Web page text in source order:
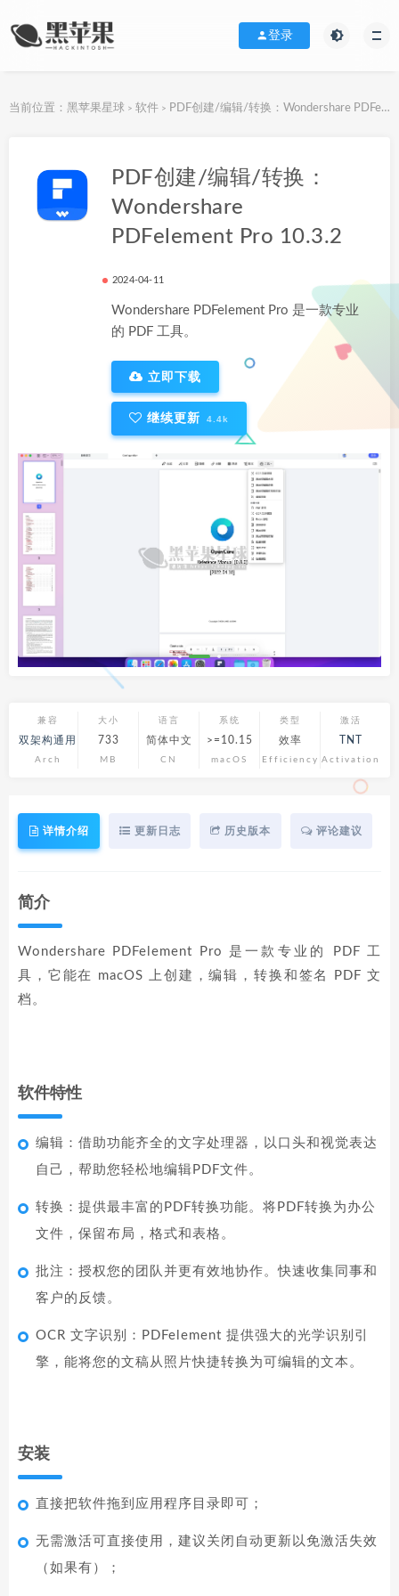
登录
当前位置： 黑苹果星球 > 软件 > PDF创建/编辑/转换：Wondershare PDFelement Pro 10.3.2
PDF创建/编辑/转换：
Wondershare
PDFelement Pro 10.3.2
2024-04-11
Wondershare PDFelement Pro 是一款专业
的 PDF 工具。
立即下载
继续更新 4.4k
兼容
双架构通用
Arch
大小
733
MB
语言
简体中文
CN
系统
>=10.15
macOS
类型
效率
Efficiency
激活
TNT
Activation
详情介绍 更新日志 历史版本 评论建议
简介
Wondershare PDFelement Pro 是一款专业的 PDF 工
具，它能在 macOS 上创建，编辑，转换和签名 PDF 文
档。
软件特性
编辑：借助功能齐全的文字处理器，以口头和视觉表达
自己，帮助您轻松地编辑PDF文件。
转换：提供最丰富的PDF转换功能。将PDF转换为办公
文件，保留布局，格式和表格。
批注：授权您的团队并更有效地协作。快速收集同事和
客户的反馈。
OCR 文字识别：PDFelement 提供强大的光学识别引
擎，能将您的文稿从照片快捷转换为可编辑的文本。
安装
直接把软件拖到应用程序目录即可；
无需激活可直接使用，建议关闭自动更新以免激活失效
（如果有）；